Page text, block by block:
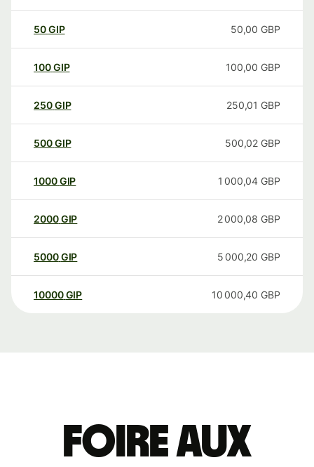
50GIP 50,00 GBP
100GIP 100,00 GBP
250GIP 250,01 GBP
500GIP 500,02 GBP
1000GIP 1 000,04 GBP
2000GIP 2 000,08 GBP
5000GIP 5 000,20 GBP
10000 GIP 10 000,40 GBP
Foire aux